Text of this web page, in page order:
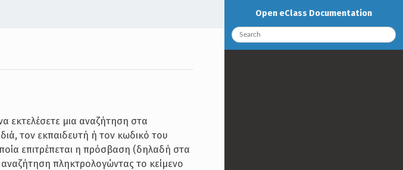
εκτελέσετε μια αναζήτηση στα
τον εκπαιδευτή ή τον κωδικό του
επιτρέπεται η πρόσβαση (δηλαδή στα
πληκτρολογώντας το κείμενο
Open eClass Documentation